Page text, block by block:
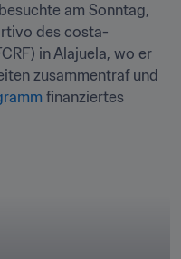
am Sonntag,
des costa-
in Alajuela, wo er
zusammentraf und
finanziertes